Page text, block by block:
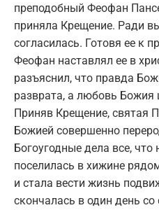
преподобный Феофан
приняла Крещение. Ради
согласилась. Готовя ее к
Феофан наставлял ее в
разъяснил, что правда
разврата, а любовь
Приняв Крещение, святая
Божией совершенно
Богоугодные дела все,
поселилась в хижине
и стала вести жизнь
скончалась в один день